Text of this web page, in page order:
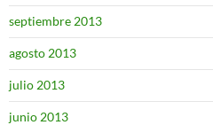
septiembre 2013
agosto 2013
julio 2013
junio 2013